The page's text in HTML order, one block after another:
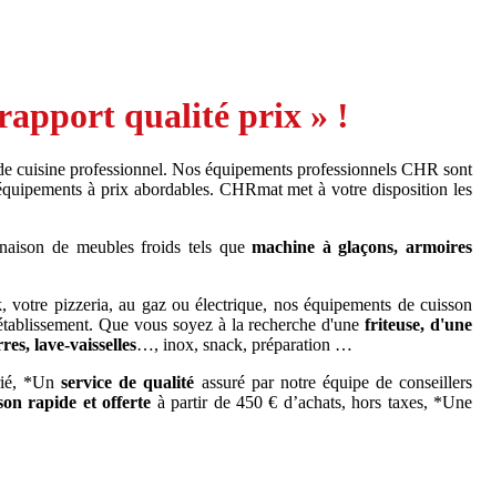
qualité prix » !
cuisine professionnel. Nos équipements professionnels CHR sont
à prix abordables. CHRmat met à votre disposition les
de meubles froids tels quemachine à glaçons, armoires
pizzeria, au gaz ou électrique, nos équipements de cuisson
Que vous soyez à la recherche d'unefriteuse, d'une
lave-vaisselles…, inox, snack, préparation …
*Unservice de qualité assuré par notre équipe de conseillers
rapide et offerte à partir de 450 € d’achats, hors taxes, *Une